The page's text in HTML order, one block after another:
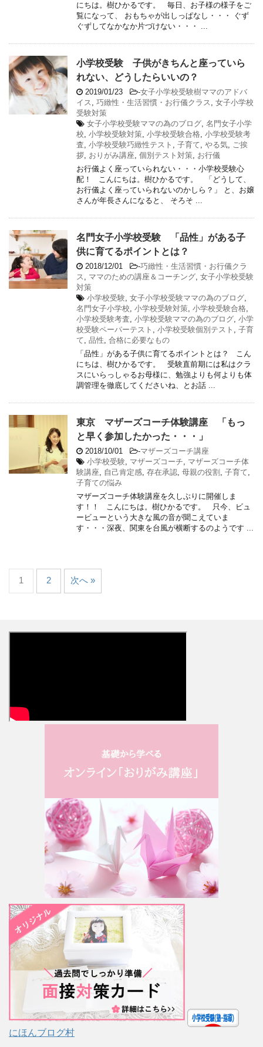
にちは。樹ひかるです。 毎日、お子様の様子をご
覧になって、 おもちゃが出しっぱなし・・・ ぐず
ぐずしてなかなか片づけない・・・ ...
小学校受験 子供がきちんと座っていら
れない、どうしたらいいの？
2019/01/23 -女子小学校受験樹ママのアドバ
イス
巧緻性・生活習慣・お行儀クラス
女子小学校
受験対策
女子小学校受験ママの為のブログ 名門女子小学
校 小学校受験対策 小学校受験合格 小学校受験考
査 小学校受験巧緻性テスト 子育て やる気
ご挨
拶 おりがみ講座 個別テスト対策 お行儀
お行儀よく座っていられない・・・小学校受験心
配！ こんにちは。樹ひかるです。 「どうして、
お行儀よく座っていられないのかしら？」 と、お嬢
さんが年長さんになると、 そろそ ...
名門女子小学校受験 「品性」がある子
供に育てるポイントとは？
2018/12/01 -巧緻性・生活習慣・お行儀クラ
ス
ママのための講座＆コーチング 女子小学校受験
対策
小学校受験 女子小学校受験ママの為のブログ
名門女子小学校 小学校受験対策 小学校受験合格
小学校受験考査 小学校受験ママの為のブログ 小学
校受験ペーパーテスト
小学校受験個別テスト
子育
て 品性 合格に必要なもの
「品性」がある子供に育てるポイントとは？ こん
にちは、樹ひかるです。 受験直前期には私はクラ
スにいらっしゃるお母様に、勉強よりも何よりも体
調管理を徹底してくださいね、とお話 ...
東京 マザーズコーチ体験講座 「もっ
と早く参加したかった・・・」
2018/10/01 -マザーズコーチ講座
小学校受験 マザーズコーチ
マザーズコーチ体
験講座
自己肯定感 存在承認 母親の役割 子育て
子育ての悩み
マザーズコーチ体験講座を久しぶりに開催しま
す！！ こんにちは。樹ひかるです。 只今、ビュ
ービューという大きな風の音が聞こえていま
す・・・深夜、関東を台風が横断するのようです ...
1 2 次へ »
にほんブログ村